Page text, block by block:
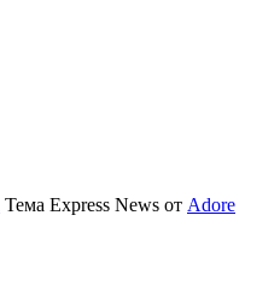
Тема Express News от Adore